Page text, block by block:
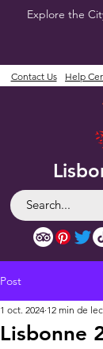
Explore the
Contact Us Help
Post
Lisbonne
1 oct. 2024 12 min de